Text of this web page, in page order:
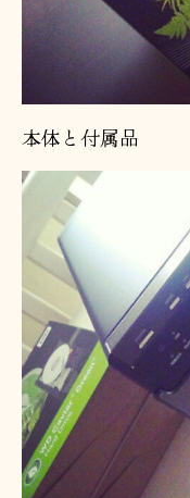
本体と付属品